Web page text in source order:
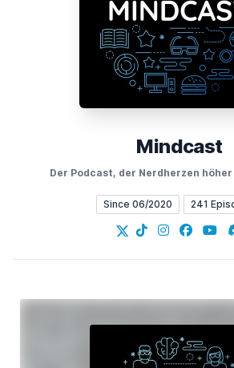
Mindcast
Der Podcast, der Nerdherzen
Since 06/2020 241
X TikTokInstagram